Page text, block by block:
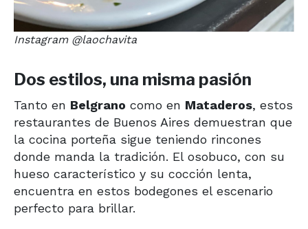
Instagram @laochavita
Dos estilos, una misma pasión
Tanto en Belgrano como en Mataderos, estos
restaurantes de Buenos Aires demuestran que
la cocina porteña sigue teniendo rincones
donde manda la tradición. El osobuco, con su
hueso característico y su cocción lenta,
encuentra en estos bodegones el escenario
perfecto para brillar.